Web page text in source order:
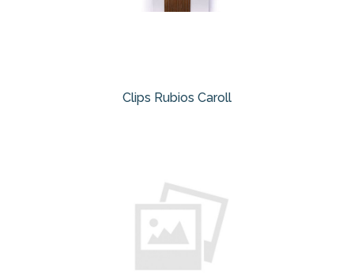
Clips Rubios Caroll